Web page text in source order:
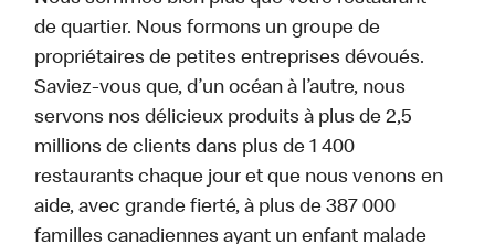
de quartier. Nous formons un groupe de
propriétaires de petites entreprises dévoués.
Saviez-vous que, d’un océan à l’autre, nous
servons nos délicieux produits à plus de 2,5
millions de clients dans plus de 1 400
restaurants chaque jour et que nous venons en
aide, avec grande fierté, à plus de 387 000
familles canadiennes ayant un enfant malade